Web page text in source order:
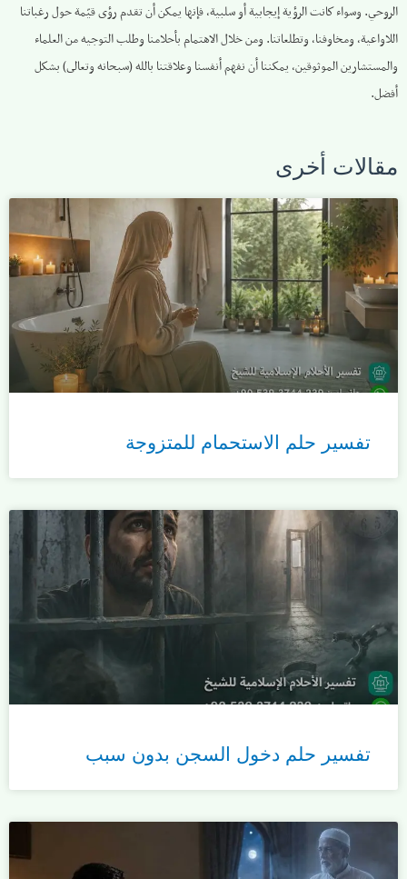
الروحي. وسواء كانت الرؤية إيجابية أو سلبية، فإنها يمكن أن تقدم رؤى قيّمة حول رغباتنا
اللاواعية، ومخاوفنا، وتطلعاتنا. ومن خلال الاهتمام بأحلامنا وطلب التوجيه من العلماء
والمستشارين الموثوقين، يمكننا أن نفهم أنفسنا وعلاقتنا بالله (سبحانه وتعالى) بشكل
أفضل.
مقالات أخرى
تفسير حلم الاستحمام للمتزوجة
تفسير حلم دخول السجن بدون سبب